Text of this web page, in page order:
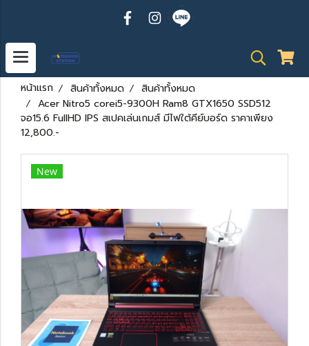
หน้าแรก สินค้าทั้งหมด
สินค้าทั้งหมด
Acer Nitro5 corei5-9300H Ram8 GTX1650 SSD512
จอ15.6 FullHD IPS สเปคเล่นเกมส์ มีไฟใต้คีย์บอร์ด ราคาเพียง
12,800.-
New